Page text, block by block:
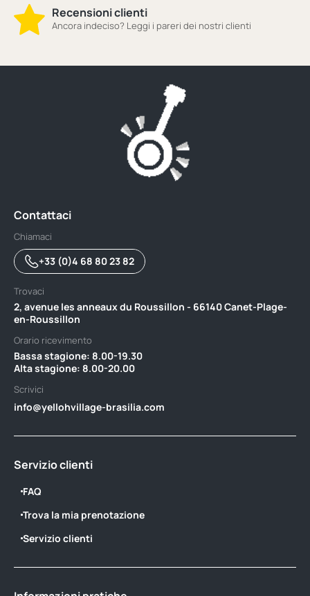
Recensioni clienti
Ancora indeciso? Leggi i pareri dei nostri clienti
Contattaci
Chiamaci
+33 (0)4 68 80 23 82
Trovaci
2, avenue les anneaux du Roussillon - 66140 Canet-Plage-
en-Roussillon
Orario ricevimento
Bassa stagione: 8.00-19.30 ‎ ‎ ‎ ‎ ‎ ‎ ‎ ‎ ‎ ‎ ‎ ‎ ‎ ‎ ‎ ‎ ‎ ‎ ‎ ‎ ‎ ‎ ‎ ‎ ‎ ‎ ‎ ‎ ‎ ‎ ‎ ‎ ‎ ‎ ‎ ‎ ‎ ‎ ‎ ‎ ‎ ‎ ‎ ‎ ‎ ‎ ‎ ‎ ‎ ‎ ‎ ‎ ‎ ‎ ‎ ‎ ‎ ‎ ‎ ‎ ‎ ‎ ‎ ‎ ‎ ‎ ‎ ‎
Alta stagione: 8.00-20.00
Scrivici
info@yellohvillage-brasilia.com
Servizio clienti
FAQ
Trova la mia prenotazione
Servizio clienti